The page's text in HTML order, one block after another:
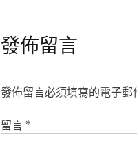
發佈留言
發佈留言必須填寫的電子郵
留言 *